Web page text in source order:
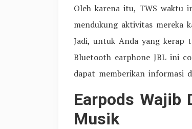
Oleh karena itu, TWS waktu
mendukung aktivitas mereka
Jadi, untuk Anda yang kerap
Bluetooth earphone JBL ini
dapat memberikan informasi
Earpods Wajib
Musik